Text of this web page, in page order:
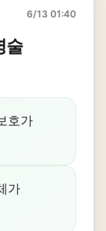
6/13 01:40
술
호가
가